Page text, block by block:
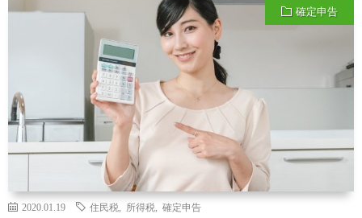
確定申告
2020.01.19 住民税 所得税 確定申告